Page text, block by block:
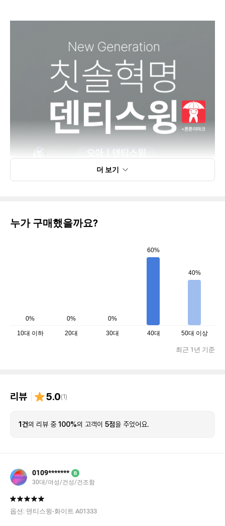
더 보기
누가 구매했을까요?
0% 0% 0%
60%
40%
10대 이하 20대 30대 40대 50대 이상
최근 1년 기준
리뷰 5.0(1)
1건의 리뷰 중 100%의 고객이 5점을 주었어요.
0109******* B
30대/여성/건성/건조함
옵션: 덴티스윙-화이트 A01333